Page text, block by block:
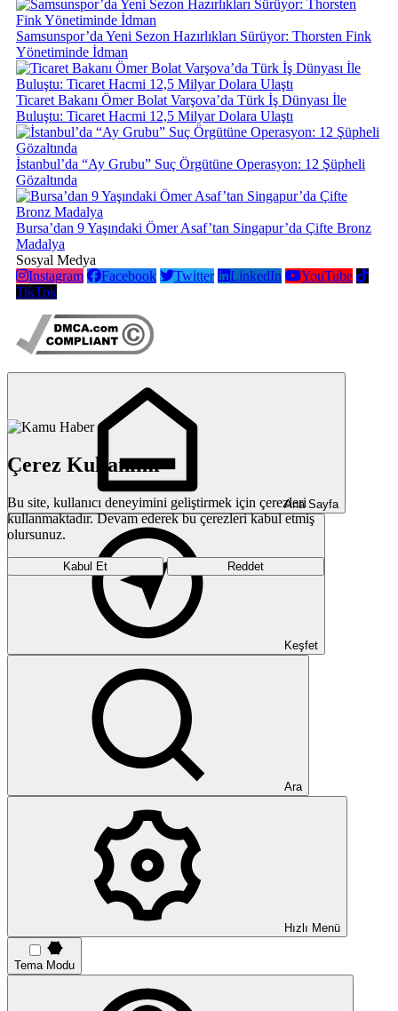
Samsunspor’da Yeni Sezon Hazırlıkları Sürüyor: Thorsten Fink
Yönetiminde İdman
Ticaret Bakanı Ömer Bolat Varşova’da Türk İş Dünyası İle
Buluştu: Ticaret Hacmi 12,5 Milyar Dolara Ulaştı
İstanbul’da “Ay Grubu” Suç Örgütüne Operasyon: 12 Şüpheli
Gözaltında
Bursa’dan 9 Yaşındaki Ömer Asaf’tan Singapur’da Çifte Bronz
Madalya
Sosyal Medya
Instagram
Facebook Twitter LinkedIn
YouTube
TikTok
Ana Sayfa
Keşfet
Ara
Hızlı Menü
Tema Modu
Çerez Kullanımı
Bu site, kullanıcı deneyimini geliştirmek için çerezleri
kullanmaktadır. Devam ederek bu çerezleri kabul etmiş
olursunuz.
Kabul Et Reddet